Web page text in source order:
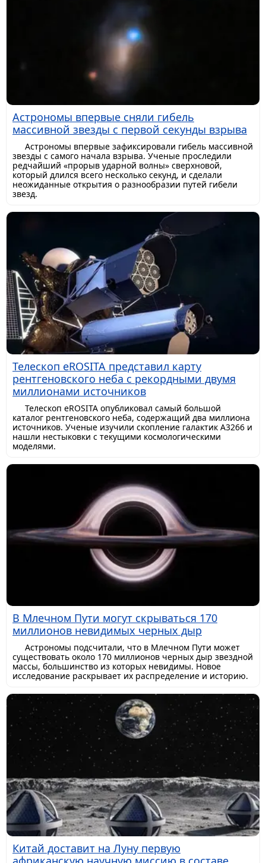
Астрономы впервые сняли гибель
массивной звезды с первой секунды взрыва
Астрономы впервые зафиксировали гибель массивной
звезды с самого начала взрыва. Ученые проследили
редчайший «прорыв ударной волны» сверхновой,
который длился всего несколько секунд, и сделали
неожиданные открытия о разнообразии путей гибели
звезд.
Телескоп eROSITA представил карту
рентгеновского неба с рекордными двумя
миллионами источников
Телескоп eROSITA опубликовал самый большой
каталог рентгеновского неба, содержащий два миллиона
источников. Ученые изучили скопление галактик A3266 и
нашли нестыковки с текущими космологическими
моделями.
В Млечном Пути могут скрываться 170
миллионов невидимых черных дыр
Астрономы подсчитали, что в Млечном Пути может
существовать около 170 миллионов черных дыр звездной
массы, большинство из которых невидимы. Новое
исследование раскрывает их распределение и историю.
Китай доставит на Луну первую